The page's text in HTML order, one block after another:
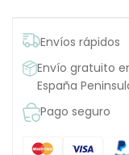
Envíos rápidos
Envío gratuito
España
Pago seguro